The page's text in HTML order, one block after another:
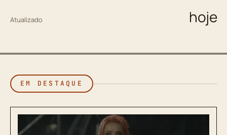
Atualizado hoje
EM DESTAQUE